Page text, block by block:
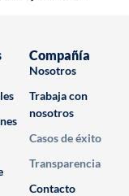
Compañía
Nosotros
Trabaja con
nosotros
Casos de éxito
Transparencia
Contacto